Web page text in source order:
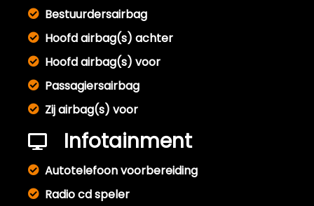
Bestuurdersairbag
Hoofd airbag(s) achter
Hoofd airbag(s) voor
Passagiersairbag
Zij airbag(s) voor
Infotainment
Autotelefoon voorbereiding
Radio cd speler